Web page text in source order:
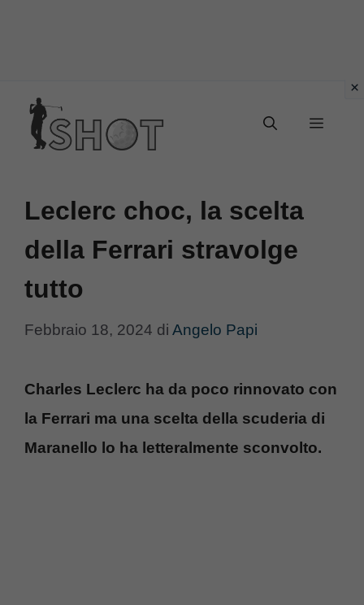
contenuto
Menu
Leclerc choc, la scelta
della Ferrari stravolge
tutto
Febbraio 18, 2024 di Angelo Papi
Charles Leclerc ha da poco rinnovato con
la Ferrari ma una scelta della scuderia di
Maranello lo ha letteralmente sconvolto.